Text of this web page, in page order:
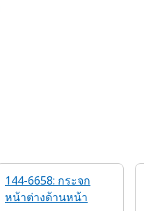
144-6658: กระจก
หน้าต่างด้านหน้า